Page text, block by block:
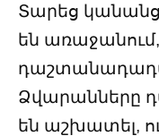
Տարեց կանանց
են
Ձվարանները
են աշխատել,